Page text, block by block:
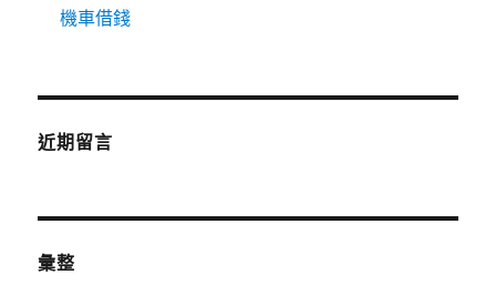
機車借錢
近期留言
彙整